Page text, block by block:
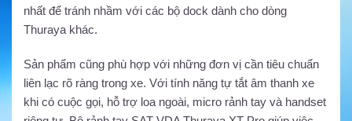
nhất để tránh nhầm với các bộ dock dành cho dòng
Thuraya khác.
Sản phẩm cũng phù hợp với những đơn vị cần tiêu chuẩn
liên lạc rõ ràng trong xe. Với tính năng tự tắt âm thanh xe
khi có cuộc gọi, hỗ trợ loa ngoài, micro rảnh tay và handset